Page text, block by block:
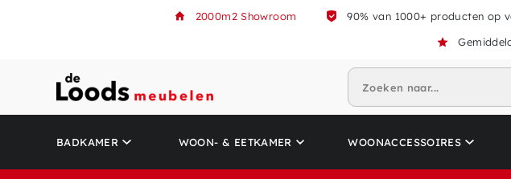
2000m2 Showroom 90% van 1000+ producten op
Zoeken naar...
BADKAMER WOON- & EETKAMER WOONACCESSOIRES